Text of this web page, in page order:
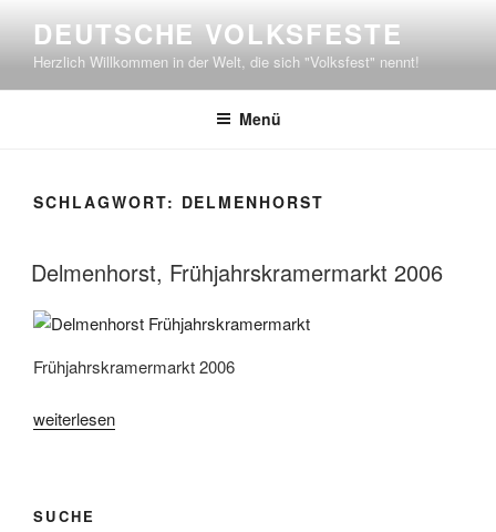
springen
DEUTSCHE VOLKSFESTE
Herzlich Willkommen in der Welt, die sich "Volksfest" nennt!
Menü
SCHLAGWORT: DELMENHORST
Delmenhorst, Frühjahrskramermarkt 2006
Frühjahrskramermarkt 2006
„Delmenhorst,
weiterlesen
SUCHE